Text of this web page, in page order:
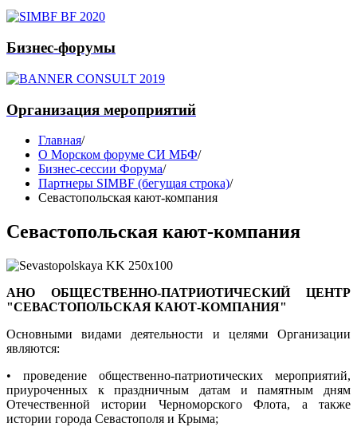
Бизнес-форумы
Организация мероприятий
Главная/
О Морском форуме СИ МБФ/
Бизнес-сессии Форума/
Партнеры SIMBF (бегущая строка)/
Севастопольская кают-компания
Севастопольская кают-компания
АНО ОБЩЕСТВЕННО-ПАТРИОТИЧЕСКИЙ ЦЕНТР
"СЕВАСТОПОЛЬСКАЯ КАЮТ-КОМПАНИЯ"
Основными видами деятельности и целями Организации
являются:
• проведение общественно-патриотических мероприятий,
приуроченных к праздничным датам и памятным дням
Отечественной истории Черноморского Флота, а также
истории города Севастополя и Крыма;